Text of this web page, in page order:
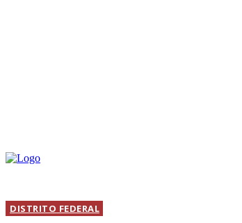
DISTRITO FEDERAL